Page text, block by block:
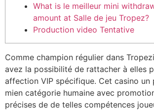
What is le meilleur mini
amount at Salle de jeu Tropez?
Production video Tentative
Comme champion régulier dans
avez la possibilité de rattacher à elles
affection VIP spécifique. Cet casino un
mien catégorie humaine avec
précises de de telles compétences